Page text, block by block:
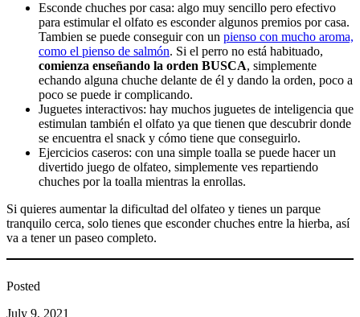
Esconde chuches por casa: algo muy sencillo pero efectivo
para estimular el olfato es esconder algunos premios por casa.
Tambien se puede conseguir con un pienso con mucho aroma,
como el pienso de salmón. Si el perro no está habituado,
comienza enseñando la orden BUSCA, simplemente
echando alguna chuche delante de él y dando la orden, poco a
poco se puede ir complicando.
Juguetes interactivos: hay muchos juguetes de inteligencia que
estimulan también el olfato ya que tienen que descubrir donde
se encuentra el snack y cómo tiene que conseguirlo.
Ejercicios caseros: con una simple toalla se puede hacer un
divertido juego de olfateo, simplemente ves repartiendo
chuches por la toalla mientras la enrollas.
Si quieres aumentar la dificultad del olfateo y tienes un parque
tranquilo cerca, solo tienes que esconder chuches entre la hierba, así
va a tener un paseo completo.
Posted
July 9, 2021